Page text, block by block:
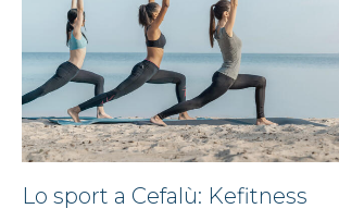
Lo sport a Cefalù: Kefitness